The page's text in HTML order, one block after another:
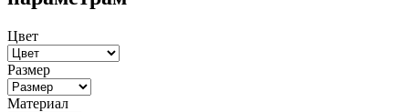
Цвет
Размер
Материал